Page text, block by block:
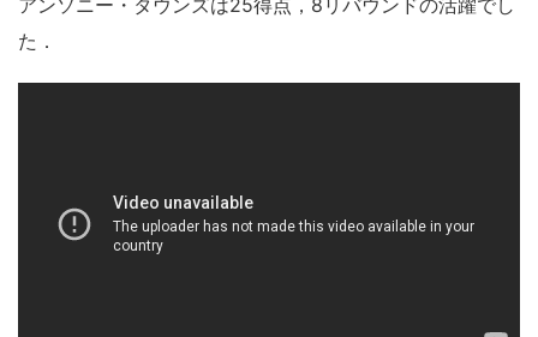
アンソニー・タウンズは25得点，8リバウンドの活躍でし
た．